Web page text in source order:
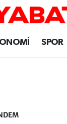
SPOR
Eczaneler
Yoğunluk